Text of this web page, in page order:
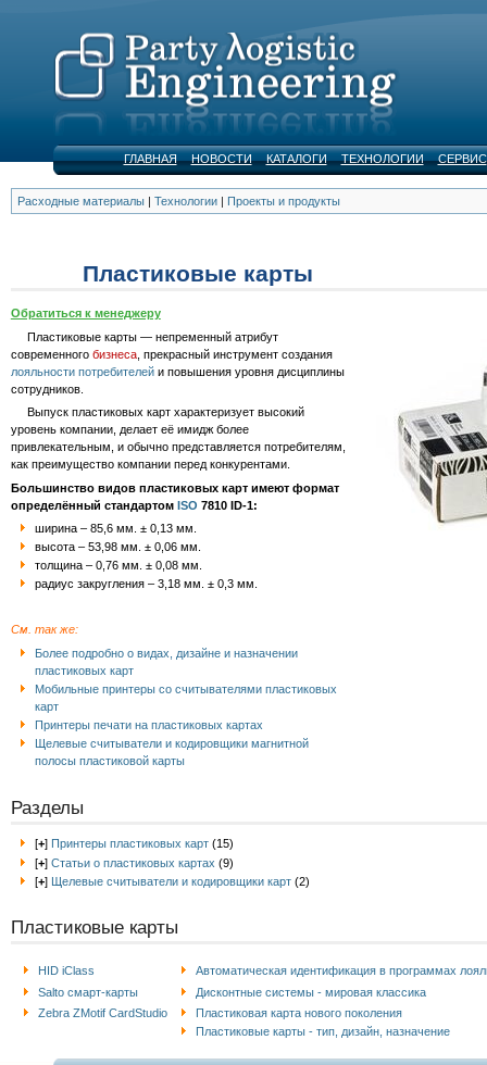
ГЛАВНАЯ НОВОСТИ КАТАЛОГИ ТЕХНОЛОГИИ СЕРВИС
Расходные материалы| Технологии| Проекты и продукты
Пластиковые карты
Обратиться к менеджеру
Пластиковые карты — непременный атрибут
современного бизнеса, прекрасный инструмент создания
лояльности потребителейи повышения уровня дисциплины
сотрудников.
Выпуск пластиковых карт характеризует высокий
уровень компании, делает её имидж более
привлекательным, и обычно представляется потребителям,
как преимущество компании перед конкурентами.
Большинство видов пластиковых карт имеют формат
определённый стандартом ISO 7810 ID-1:
ширина – 85,6 мм. ± 0,13 мм.
высота – 53,98 мм. ± 0,06 мм.
толщина – 0,76 мм. ± 0,08 мм.
радиус закругления – 3,18 мм. ± 0,3 мм.
См. так же:
Более подробно о видах, дизайне и назначении
пластиковых карт
Мобильные принтеры со считывателями пластиковых
карт
Принтеры печати на пластиковых картах
Щелевые считыватели и кодировщики магнитной
полосы пластиковой карты
Разделы
[+] Принтеры пластиковых карт (15)
[+] Статьи о пластиковых картах (9)
[+] Щелевые считыватели и кодировщики карт (2)
Пластиковые карты
HID iClass
Salto cмарт-карты
Zebra ZMotif CardStudio
Автоматическая идентификация в программах
Дисконтные системы - мировая классика
Пластиковая карта нового поколения
Пластиковые карты - тип, дизайн, назначение